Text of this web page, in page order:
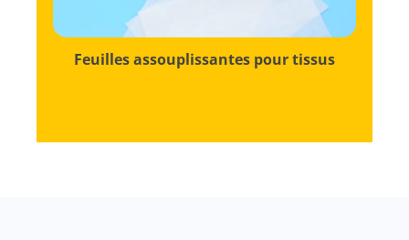
Feuilles assouplissantes pour tissus